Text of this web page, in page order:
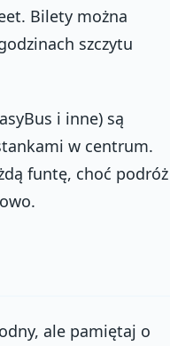
Bilety można
szczytu
i inne) są
w centrum.
funtę, choć podróż
ale pamiętaj o